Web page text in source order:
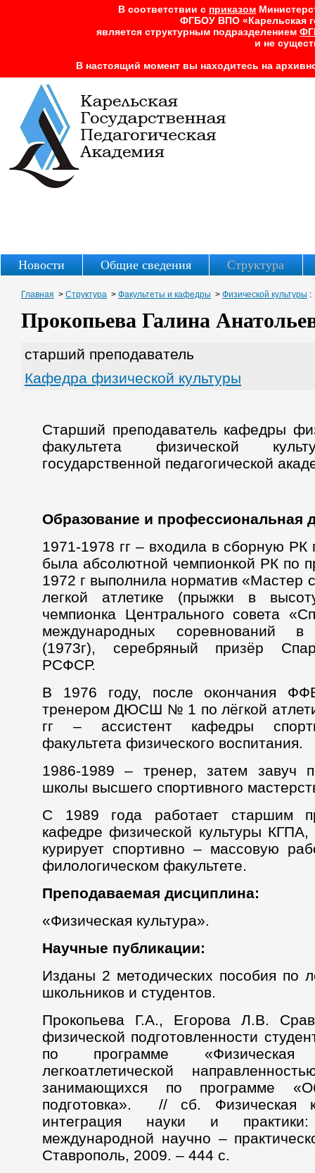
В соответствии с приказом
ФГБОУ ВПО «Карельская
является структурным подразделением
и не
В настоящий момент вы находитесь на
Новости Общие сведения Структура
Главная > Структура > Факультеты и кафедры > Физической культуры :
Прокопьева Галина
старший преподаватель
Кафедра физической культуры
Старший преподаватель кафедры
факультета физической
государственной педагогической
Образование и профессиональная
1971-1978 гг – входила в сборную РК
была абсолютной чемпионкой РК по
1972 г выполнила норматив «Мастер
легкой атлетике (прыжки в
чемпионка Центрального совета
международных соревнований в
(1973г), серебряный призёр
РСФСР.
В 1976 году, после окончания
тренером ДЮСШ № 1 по лёгкой
гг – ассистент кафедры
факультета физического воспитания.
1986-1989 – тренер, затем завуч
школы высшего спортивного
С 1989 года работает старшим
кафедре физической культуры
курирует спортивно – массовую
филологическом факультете.
Преподаваемая дисциплина:
«Физическая культура».
Научные публикации:
Изданы 2 методических пособия по
школьников и студентов.
Прокопьева Г.А., Егорова Л.В.
физической подготовленности
по программе
легкоатлетической
занимающихся по программе
подготовка». // сб. Физическая
интеграция науки и
международной научно –
Ставрополь, 2009. – 444 с.